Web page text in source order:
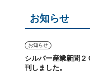
お知らせ
お知らせ
シルバー産業新聞２
刊しました。